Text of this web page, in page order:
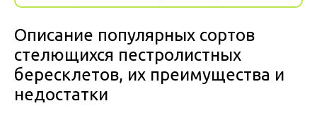
Описание популярных сортов
стелющихся пестролистных
бересклетов, их преимущества и
недостатки